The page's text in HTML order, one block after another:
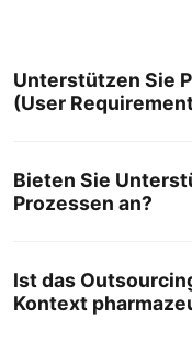
Unterstützen Sie
(User
Bieten Sie
Prozessen an?
Ist das
Kontext